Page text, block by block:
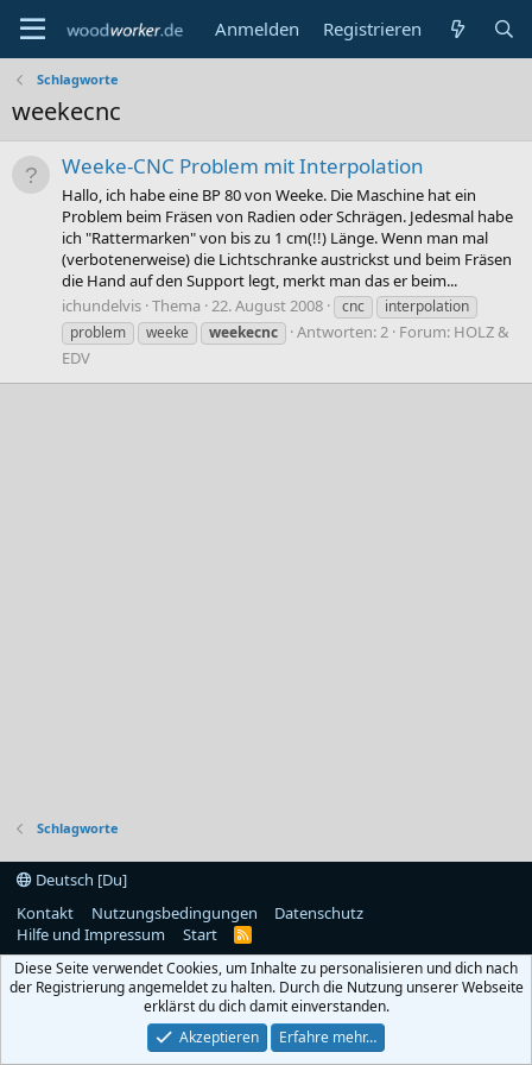
Anmelden Registrieren
Schlagworte
weekecnc
Weeke-CNC Problem mit Interpolation
Hallo, ich habe eine BP 80 von Weeke. Die Maschine hat ein
Problem beim Fräsen von Radien oder Schrägen. Jedesmal habe
ich "Rattermarken" von bis zu 1 cm(!!) Länge. Wenn man mal
(verbotenerweise) die Lichtschranke austrickst und beim Fräsen
die Hand auf den Support legt, merkt man das er beim...
ichundelvis Thema 22. August 2008 cnc
interpolation
problem
weeke weekecnc Antworten: 2 Forum: HOLZ &
EDV
Schlagworte
Deutsch [Du]
Kontakt
Nutzungsbedingungen
Datenschutz
Hilfe und Impressum
Start
R
S
Diese Seite verwendet Cookies, um Inhalte zu personalisieren und dich nach
der Registrierung angemeldet zu halten. Durch die Nutzung unserer Webseite
erklärst du dich damit einverstanden.
Akzeptieren
Erfahre mehr…